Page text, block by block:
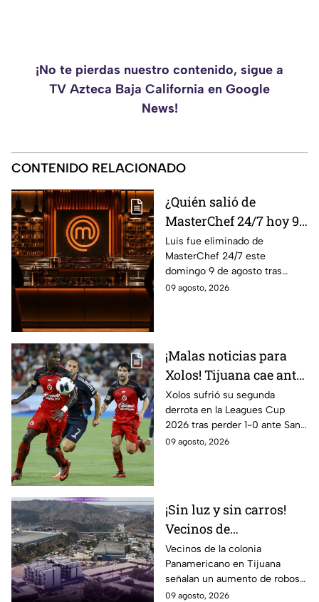
¡No te pierdas nuestro contenido, sigue a
TV Azteca Baja California en Google
News!
CONTENIDO RELACIONADO
¿Quién salió de
MasterChef 24/7 hoy 9
de agosto? Este
participante quedó
eliminado
Luis fue eliminado de
MasterChef 24/7 este
domingo 9 de agosto tras
enfrentarse a Ixdit y Michelle
09 agosto, 2026
¡Malas noticias para
Xolos! Tijuana cae ante
San Diego FC y
complica su camino en
la Leagues Cup 2026
Xolos sufrió su segunda
derrota en la Leagues Cup
2026 tras perder 1-0 ante San
Diego FC. Tijuana todavía tiene
09 agosto, 2026
¡Sin luz y sin carros!
Vecinos de
Panamericano en
Tijuana viven bajo la
inseguridad
Vecinos de la colonia
Panamericano en Tijuana
señalan un aumento de robos
durante los últimos tres
09 agosto, 2026